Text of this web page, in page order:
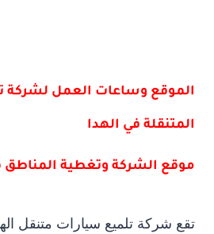
الموقع وساعات العمل لشركة
المتنقلة في الهدا
موقع الشركة وتغطية المناطق
تقع شركة تلميع سيارات متنقل